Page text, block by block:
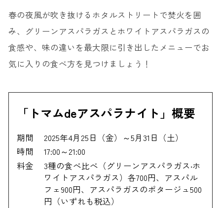
春の夜風が吹き抜けるホタルストリートで焚火を囲
み、グリーンアスパラガスとホワイトアスパラガスの
食感や、味の違いを最大限に引き出したメニューでお
気に入りの食べ方を見つけましょう！
「トマムdeアスパラナイト」概要
期間
2025年4月25日（金）～5月31日（土）
時間
17:00～21:00
料金
3種の食べ比べ（グリーンアスパラガス‧ホ
ワイトアスパラガス）各700円、アスパル
フェ900円、アスパラガスのポタージュ500
円（いずれも税込）